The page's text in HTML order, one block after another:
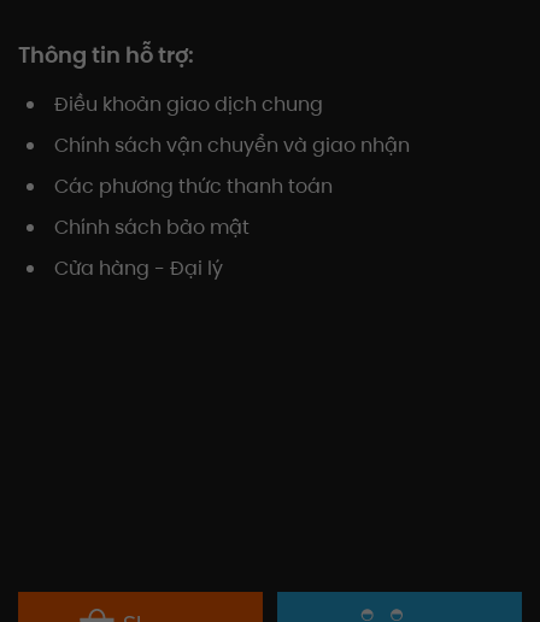
Thông tin hỗ trợ:
Điều khoản giao dịch chung
Chính sách vận chuyển và giao nhận
Các phương thức thanh toán
Chính sách bảo mật
Cửa hàng - Đại lý